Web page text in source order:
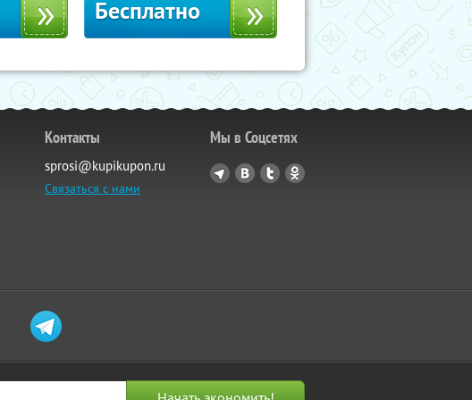
Бесплатно
Контакты
sprosi@kupikupon.ru
Связаться с нами
Мы в Соцсетях